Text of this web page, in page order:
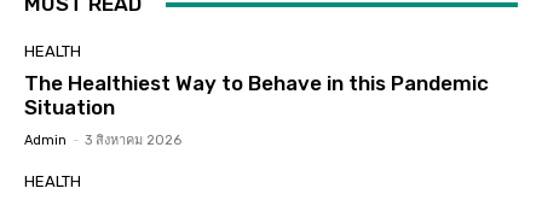
HEALTH
The Healthiest Way to Behave in this Pandemic
Situation
Admin - 3 สิงหาคม 2026
HEALTH